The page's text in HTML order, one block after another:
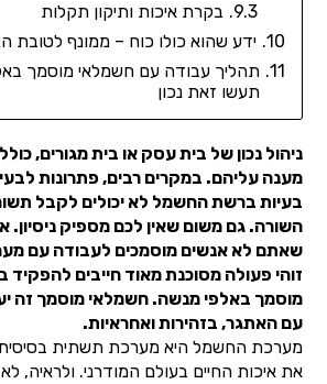
בקרת איכות ותיקון תקלות
ידע שהוא כולו כוח – ממונף לטובת
תהליך עבודה עם חשמלאי מוסמך
תעשו זאת נכון
ניהול נכון של בית עסק או בית מגורים,
מענה עליהם. במקרים רבים, פתרונות
בעיות ברשת החשמל לא יכולים לקבל
השורה. גם משום שאין לכם מספיק ניסיון.
שאתם לא אנשים מוסמכים לעבודה עם
זוהי פעולה מסוכנת מאוד חייבים להפקיד
מוסמך באלפי מנשה. חשמלאי מוסמך זה
עם האתגר, בזהירות ואחראיות.
מערכת החשמל היא מערכת תשתית בסיסית
את איכות החיים בעולם המודרני. ולראיה,